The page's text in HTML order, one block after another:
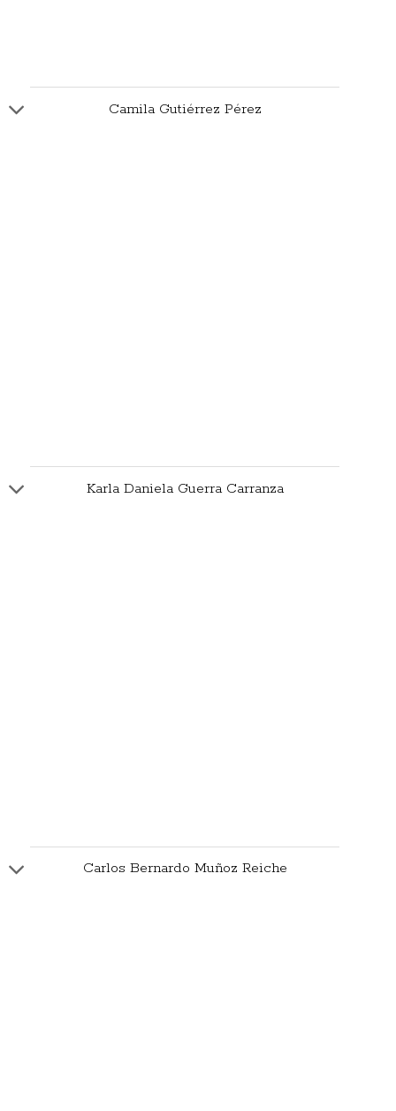
Camila Gutiérrez Pérez
Karla Daniela Guerra Carranza
Carlos Bernardo Muñoz Reiche